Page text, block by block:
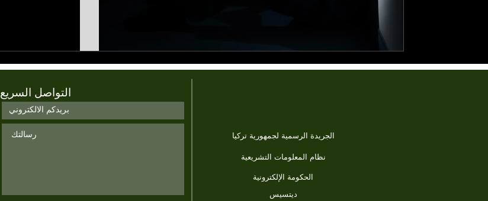
التواصل السريع
الجريدة الرسمية لجمهورية تركيا
نظام المعلومات التشريعية
الحكومة الإلكترونية
ديتسيس